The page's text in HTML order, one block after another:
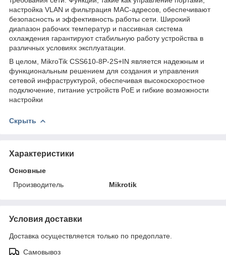
настройка VLAN и фильтрация MAC-адресов, обеспечивают
безопасность и эффективность работы сети. Широкий
диапазон рабочих температур и пассивная система
охлаждения гарантируют стабильную работу устройства в
различных условиях эксплуатации.
В целом, MikroTik CSS610-8P-2S+IN является надежным и
функциональным решением для создания и управления
сетевой инфраструктурой, обеспечивая высокоскоростное
подключение, питание устройств PoE и гибкие возможности
настройки
Скрыть
Характеристики
Основные
Производитель
Mikrotik
Условия доставки
Доставка осуществляется только по предоплате.
Самовывоз